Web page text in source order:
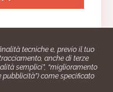
tecniche e, previo il tuo
anche di terze
semplici”, “miglioramento
pubblicità”) come specificato